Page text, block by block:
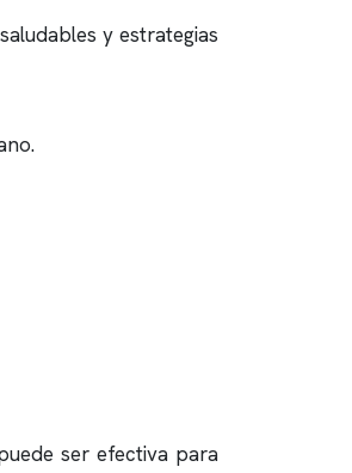
y estrategias
ser efectiva para